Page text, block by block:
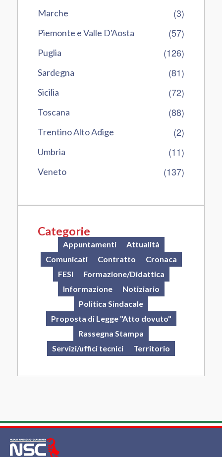
Marche (3)
Piemonte e Valle D'Aosta (57)
Puglia (126)
Sardegna (81)
Sicilia (72)
Toscana (88)
Trentino Alto Adige (2)
Umbria (11)
Veneto (137)
Categorie
Appuntamenti
Attualità
Comunicati
Contratto
Cronaca
FESI
Formazione/Didattica
Informazione
Notiziario
Politica Sindacale
Proposta di Legge "Atto dovuto"
Rassegna Stampa
Servizi/uffici tecnici
Territorio